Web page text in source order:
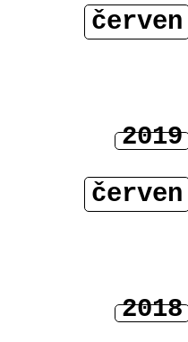
červen
2019
červen
2018